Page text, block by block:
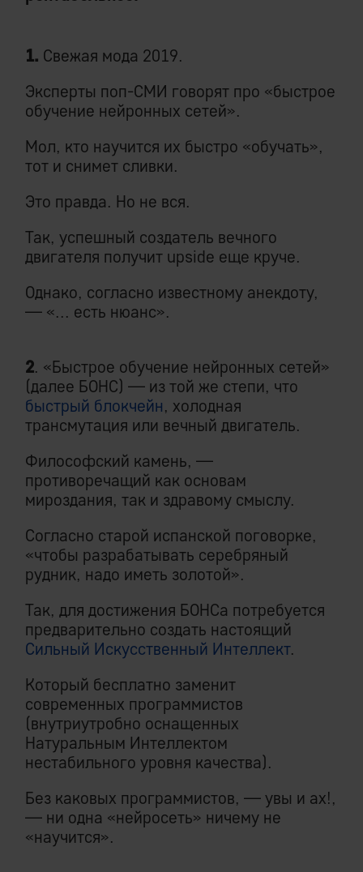
1. Свежая мода 2019.
Эксперты поп-СМИ говорят про «быстрое
обучение нейронных сетей».
Мол, кто научится их быстро «обучать»,
тот и снимет сливки.
Это правда. Но не вся.
Так, успешный создатель вечного
двигателя получит upside еще круче.
Однако, согласно известному анекдоту,
— «... есть нюанс».
2. «Быстрое обучение нейронных сетей»
(далее БОНС) — из той же степи, что
быстрый блокчейн, холодная
трансмутация или вечный двигатель.
Философский камень, —
противоречащий как основам
мироздания, так и здравому смыслу.
Согласно старой испанской поговорке,
«чтобы разрабатывать серебряный
рудник, надо иметь золотой».
Так, для достижения БОНСа потребуется
предварительно создать настоящий
Сильный Искусственный Интеллект.
Который бесплатно заменит
современных программистов
(внутриутробно оснащенных
Натуральным Интеллектом
нестабильного уровня качества).
Без каковых программистов, — увы и ах!,
— ни одна «нейросеть» ничему не
«научится».